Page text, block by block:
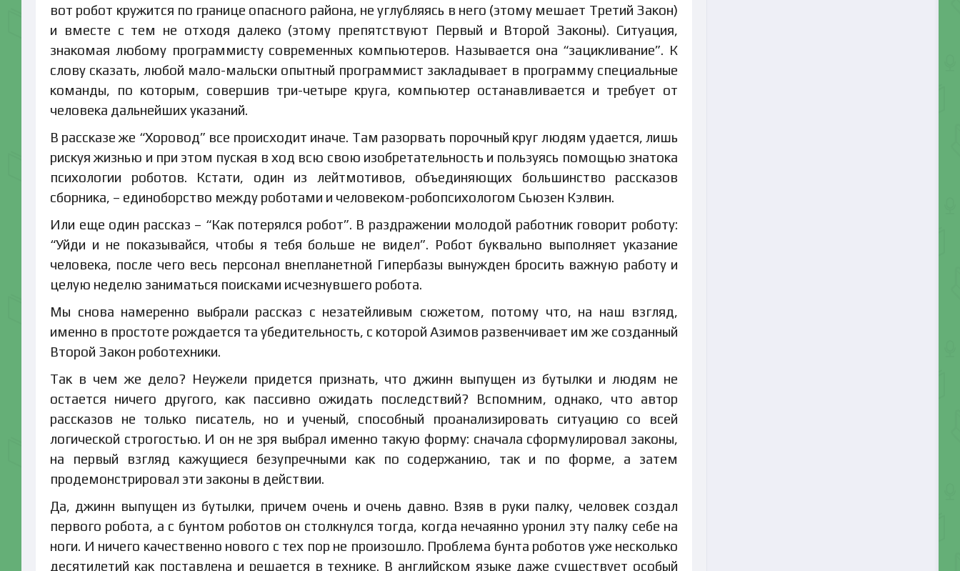
вот робот кружится по границе опасного района, не углубляясь в него (этому мешает Третий Закон)
и вместе с тем не отходя далеко (этому препятствуют Первый и Второй Законы). Ситуация,
знакомая любому программисту современных компьютеров. Называется она “зацикливание”. К
слову сказать, любой мало-мальски опытный программист закладывает в программу специальные
команды, по которым, совершив три-четыре круга, компьютер останавливается и требует от
человека дальнейших указаний.
В рассказе же “Хоровод” все происходит иначе. Там разорвать порочный круг людям удается, лишь
рискуя жизнью и при этом пуская в ход всю свою изобретательность и пользуясь помощью знатока
психологии роботов. Кстати, один из лейтмотивов, объединяющих большинство рассказов
сборника, – единоборство между роботами и человеком-робопсихологом Сьюзен Кэлвин.
Или еще один рассказ – “Как потерялся робот”. В раздражении молодой работник говорит роботу:
“Уйди и не показывайся, чтобы я тебя больше не видел”. Робот буквально выполняет указание
человека, после чего весь персонал внепланетной Гипербазы вынужден бросить важную работу и
целую неделю заниматься поисками исчезнувшего робота.
Мы снова намеренно выбрали рассказ с незатейливым сюжетом, потому что, на наш взгляд,
именно в простоте рождается та убедительность, с которой Азимов развенчивает им же созданный
Второй Закон роботехники.
Так в чем же дело? Неужели придется признать, что джинн выпущен из бутылки и людям не
остается ничего другого, как пассивно ожидать последствий? Вспомним, однако, что автор
рассказов не только писатель, но и ученый, способный проанализировать ситуацию со всей
логической строгостью. И он не зря выбрал именно такую форму: сначала сформулировал законы,
на первый взгляд кажущиеся безупречными как по содержанию, так и по форме, а затем
продемонстрировал эти законы в действии.
Да, джинн выпущен из бутылки, причем очень и очень давно. Взяв в руки палку, человек создал
первого робота, а с бунтом роботов он столкнулся тогда, когда нечаянно уронил эту палку себе на
ноги. И ничего качественно нового с тех пор не произошло. Проблема бунта роботов уже несколько
десятилетий как поставлена и решается в технике. В английском языке даже существует особый